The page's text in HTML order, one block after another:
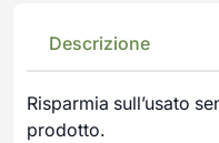
Descrizione
Risparmia sull’usato
prodotto.